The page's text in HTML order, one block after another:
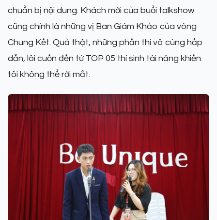
chuẩn bị nội dung. Khách mời của buổi talkshow
cũng chính là những vị Ban Giám Khảo của vòng
Chung Kết. Quả thật, những phần thi vô cùng hấp
dẫn, lôi cuốn đến từ TOP 05 thí sinh tài năng khiến
tôi không thể rời mắt.